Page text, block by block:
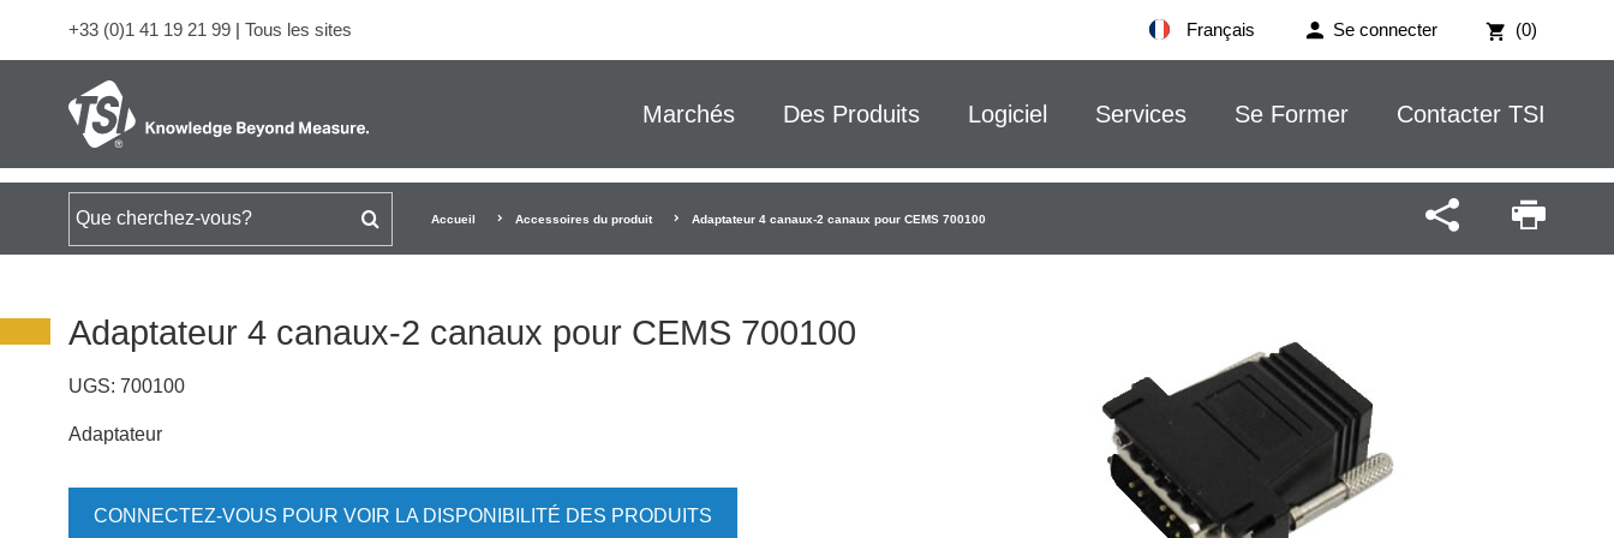
Se connecter (0)
+33 (0)1 41 19 21 99 | Tous les sites Français
Marchés Des Produits Logiciel Services Se Former Contacter TSI
Rechercher Accueil Accessoires du produit Adaptateur 4 canaux-2 canaux pour CEMS 700100
Adaptateur 4 canaux-2 canaux pour CEMS 700100
UGS: 700100
Adaptateur
CONNECTEZ-VOUS POUR VOIR LA DISPONIBILITÉ DES PRODUITS